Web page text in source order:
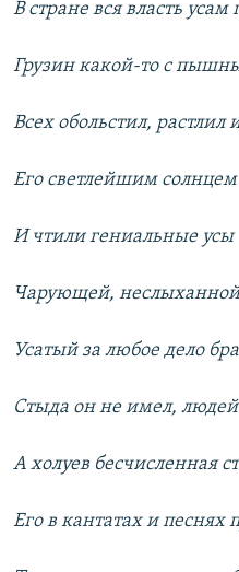
В стране вся власть
Грузин какой-то с
Всех обольстил, растлил
Его светлейшим
И чтили гениальные усы
Чарующей,
Усатый за любое дело
Стыда он не имел, людей
А холуев бесчисленная
Его в кантатах и песнях